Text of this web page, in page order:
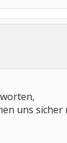
uns sicher